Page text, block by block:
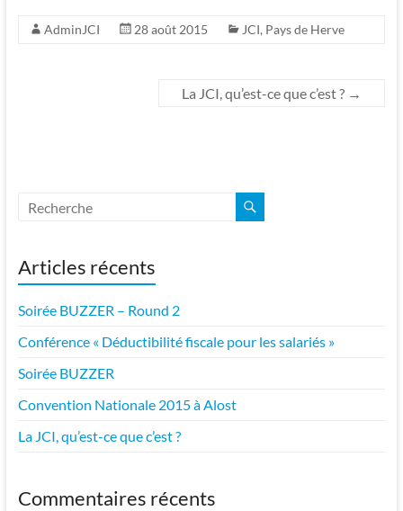
AdminJCI 28 août 2015 JCI, Pays de Herve
La JCI, qu’est-ce que c’est ? →
Articles récents
Soirée BUZZER – Round 2
Conférence « Déductibilité fiscale pour les salariés »
Soirée BUZZER
Convention Nationale 2015 à Alost
La JCI, qu’est-ce que c’est ?
Commentaires récents